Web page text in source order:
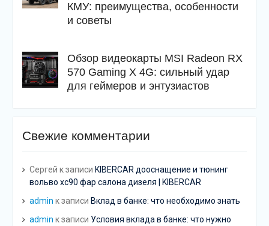
КМУ: преимущества, особенности
и советы
Обзор видеокарты MSI Radeon RX
570 Gaming X 4G: сильный удар
для геймеров и энтузиастов
Свежие комментарии
Сергей к записи KIBERCAR дооснащение и тюнинг
вольво хс90 фар салона дизеля | KIBERCAR
admin к записи Вклад в банке: что необходимо знать
admin к записи Условия вклада в банке: что нужно